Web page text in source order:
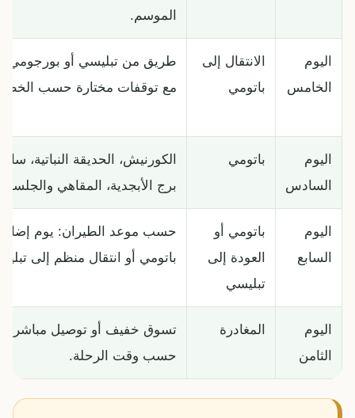
الموسم.
اليوم
الخامس
الانتقال إلى
باتومي
طريق من تبليسي أو بورجومي
مع توقفات مختارة حسب
اليوم
السادس
باتومي
الكورنيش، الحديقة النباتية،
برج الأبجدية، المقاهي
اليوم
السابع
باتومي أو
العودة إلى
تبليسي
حسب موعد الطيران: يوم
باتومي أو انتقال منظم إلى
اليوم
الثامن
المغادرة
تسوق خفيف أو توصيل مباشر
حسب وقت الرحلة.